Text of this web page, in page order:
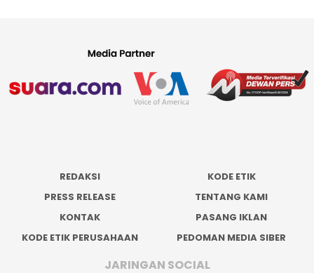
REDAKSI
KODE ETIK
PRESS RELEASE
TENTANG KAMI
KONTAK
PASANG IKLAN
KODE ETIK PERUSAHAAN
PEDOMAN MEDIA SIBER
JARINGAN SOCIAL